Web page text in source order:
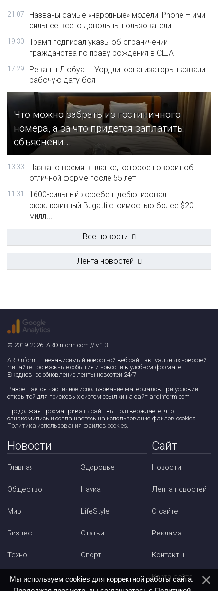
21:07
Названы самые «народные» модели iPhone – ими
сильнее всего довольны пользователи
19:30
Трамп подписал указы об ограничении
гражданства по праву рождения в США
17:29
Реванш Дюбуа — Уордли: организаторы назвали
рабочую дату боя
Что можно забрать из гостиничного
номера, а за что придется заплатить:
объяснени...
13:33
Названо время в планке, которое говорит об
отличной форме после 55 лет
11:31
1600-сильный жеребец: дебютировал
эксклюзивный Bugatti стоимостью более $20
милл...
Все новости
Лента новостей
© 2019-2026. ARDinform.com // v.1.3
ARDinform — независимый новостной веб-сайт актуальных новостей.
Читайте про важные события и новости в удобном формате.
Ежедневное обновление ленты новостей 24/7.
Разрешается частичное использование материалов при условии
открытой для поисковых систем ссылки на сайт ardinform.com
Продолжая просматривать сайт вы подтверждаете, что
ознакомились и соглашаетесь на использование файлов cookies.
Политика использования файлов cookies.
Новости
Главная
Общество
Мир
Бизнес
Техно
Здоровье
Наука
LifeStyle
Статьи
Спорт
Сайт
Новости
Лента новостей
О сайте
Реклама
Контакты
Карта сайта
Мы используем cookies для корректной работы сайта.